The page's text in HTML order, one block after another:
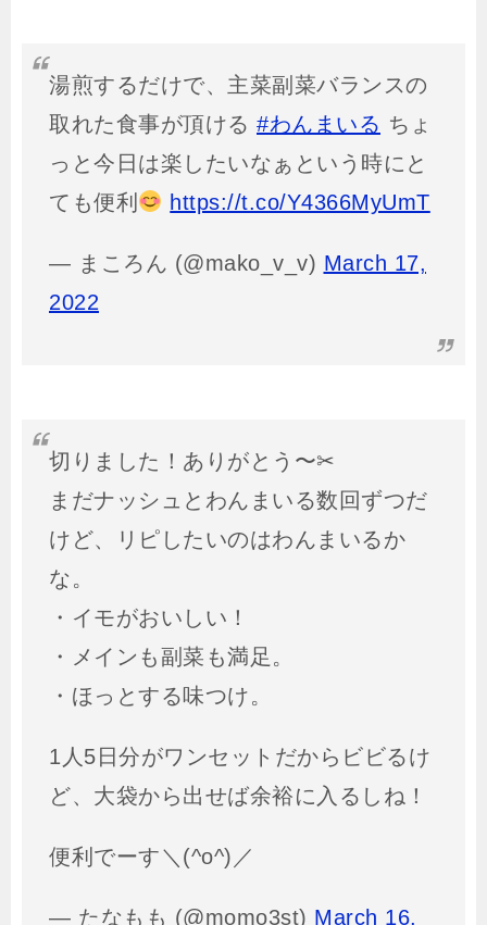
湯煎するだけで、主菜副菜バランスの
取れた食事が頂ける #わんまいる ちょ
っと今日は楽したいなぁという時にと
ても便利
https://t.co/Y4366MyUmT
— まころん (@mako_v_v) March 17,
2022
切りました！ありがとう〜✂
まだナッシュとわんまいる数回ずつだ
けど、リピしたいのはわんまいるか
な。
・イモがおいしい！
・メインも副菜も満足。
・ほっとする味つけ。
1人5日分がワンセットだからビビるけ
ど、大袋から出せば余裕に入るしね！
便利でーす＼(^o^)／
— たなもも (@momo3st) March 16,